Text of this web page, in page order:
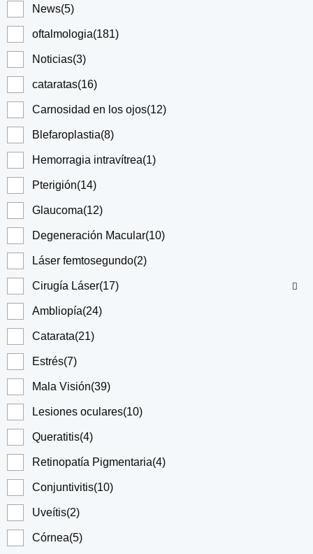
News(5)
oftalmologia(181)
Noticias(3)
cataratas(16)
Carnosidad en los ojos(12)
Blefaroplastia(8)
Hemorragia intravítrea(1)
Pterigión(14)
Glaucoma(12)
Degeneración Macular(10)
Láser femtosegundo(2)
Cirugía Láser(17)
Ambliopía(24)
Catarata(21)
Estrés(7)
Mala Visión(39)
Lesiones oculares(10)
Queratitis(4)
Retinopatía Pigmentaria(4)
Conjuntivitis(10)
Uveítis(2)
Córnea(5)